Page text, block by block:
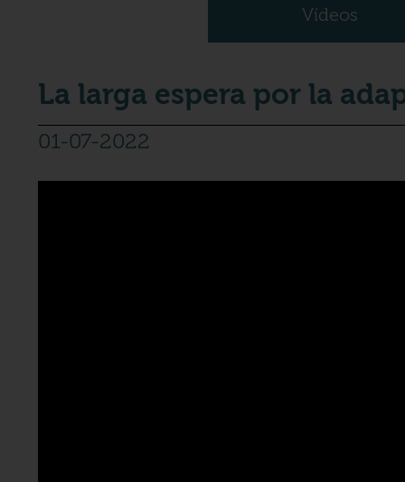
Vídeos
La larga espera por la
01-07-2022